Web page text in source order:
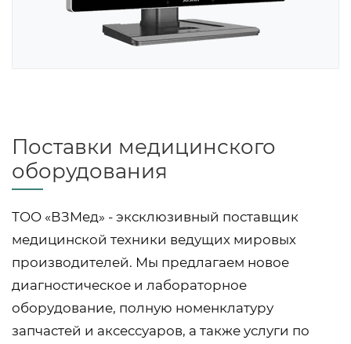
Поставки медицинского
оборудования
ТОО «ВЗМед» - эксклюзивный поставщик
медицинской техники ведущих мировых
производителей. Мы предлагаем новое
диагностическое и лабораторное
оборудование, полную номенклатуру
запчастей и аксессуаров, а также услуги по